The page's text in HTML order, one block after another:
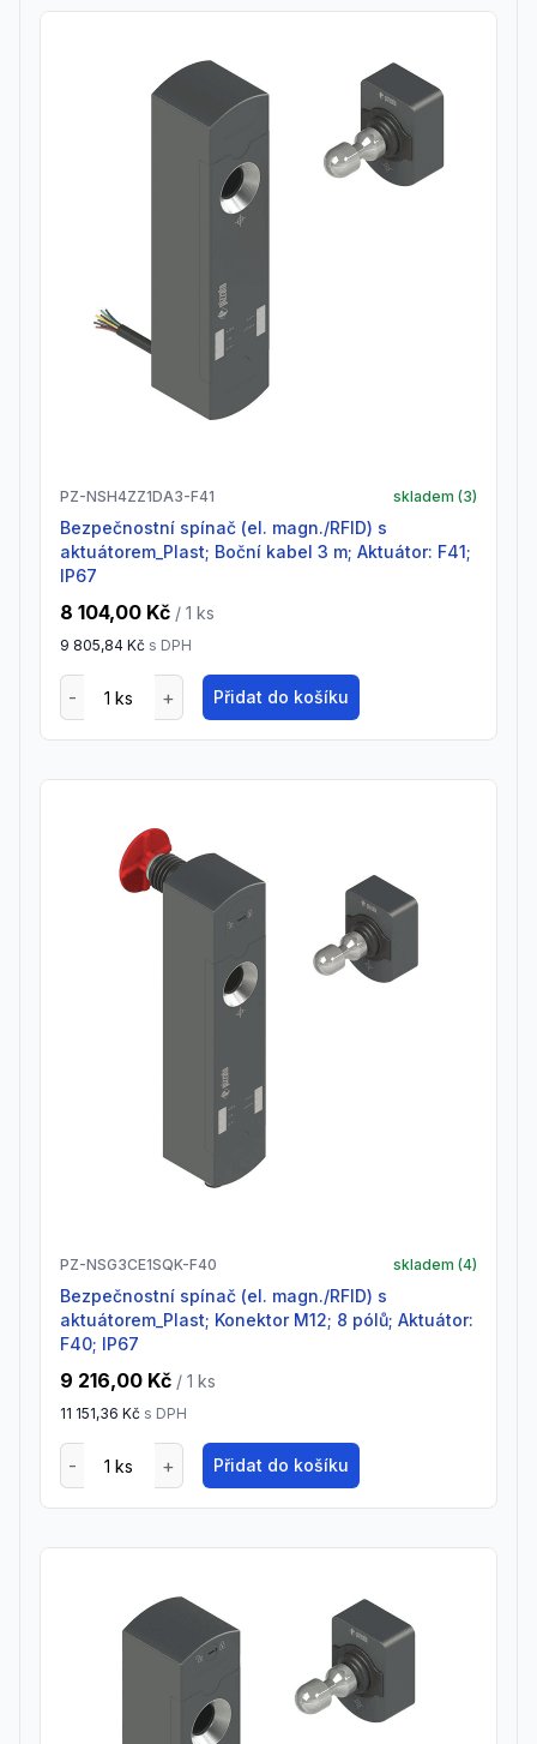
PZ-NSH4ZZ1DA3-F41 skladem (3)
Bezpečnostní spínač (el. magn./RFID) s
aktuátorem_Plast; Boční kabel 3 m; Aktuátor: F41;
IP67
8 104,00 Kč / 1 ks
9 805,84 Kč s DPH
Přidat do košíku
PZ-NSG3CE1SQK-F40 skladem (4)
Bezpečnostní spínač (el. magn./RFID) s
aktuátorem_Plast; Konektor M12; 8 pólů; Aktuátor:
F40; IP67
9 216,00 Kč / 1 ks
11 151,36 Kč s DPH
Přidat do košíku